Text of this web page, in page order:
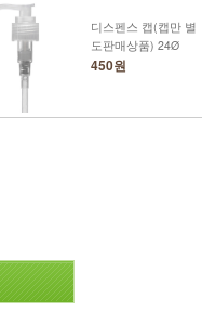
디스펜스 캡(캡만 별
도판매상품) 24Ø
450원